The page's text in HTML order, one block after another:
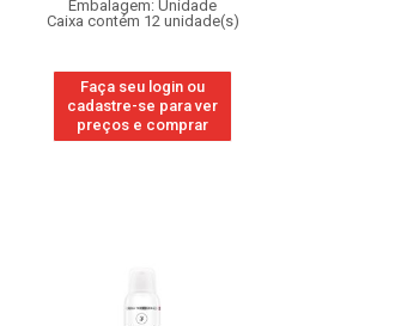
Embalagem: Unidade
Caixa contém 12 unidade(s)
Faça seu login ou
cadastre-se para ver
preços e comprar